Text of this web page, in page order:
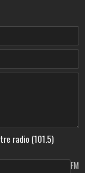
radio (101.5)
FM